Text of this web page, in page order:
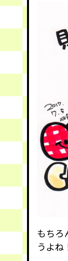
もちろ
うよね